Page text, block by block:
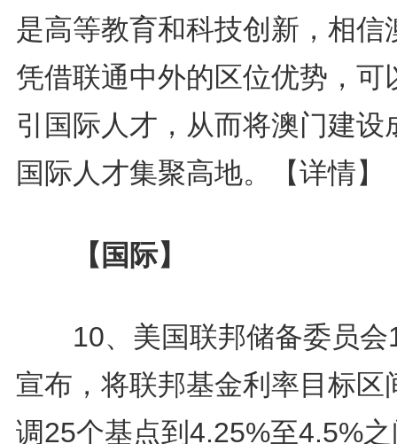
是高等教育和科技创新，相信
凭借联通中外的区位优势，可
引国际人才，从而将澳门建设
国际人才集聚高地。
【详情】
【国际】
10、美国联邦储备委员会
宣布，将联邦基金利率目标区
调25个基点到4.25%至4.5%